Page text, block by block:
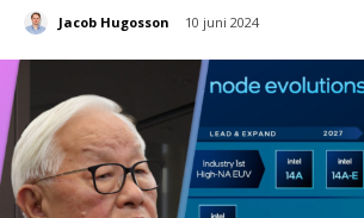
Jacob Hugosson 10 juni 2024